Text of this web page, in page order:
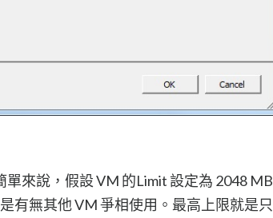
來說，假設 VM 的Limit 設定為 2048 MB
有無其他 VM 爭相使用。最高上限就是只